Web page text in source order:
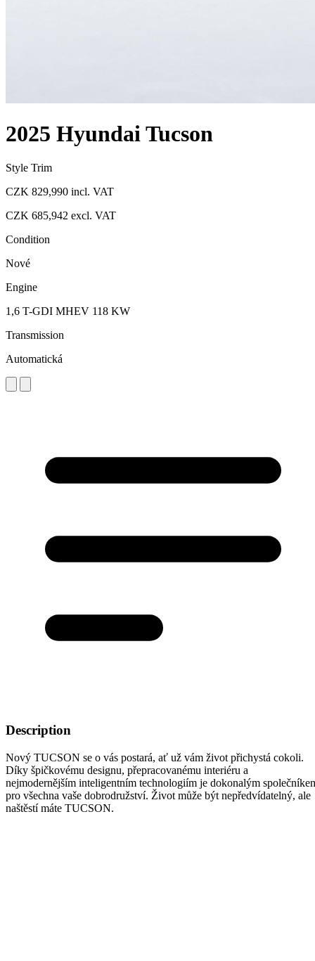
2025 Hyundai Tucson
Style Trim
CZK 829,990 incl. VAT
CZK 685,942 excl. VAT
Condition
Nové
Engine
1,6 T-GDI MHEV 118 KW
Transmission
Automatická
Description
Nový TUCSON se o vás postará, ať už vám život přichystá cokoli.
Díky špičkovému designu, přepracovanému interiéru a
nejmodernějším inteligentním technologiím je dokonalým
pro všechna vaše dobrodružství. Život může být nepředvídatelný, ale
naštěstí máte TUCSON.